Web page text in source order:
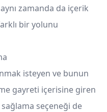
zamanda da içerik
bir yolunu
isteyen ve bunun
gayreti içerisine giren
sağlama seçeneği de